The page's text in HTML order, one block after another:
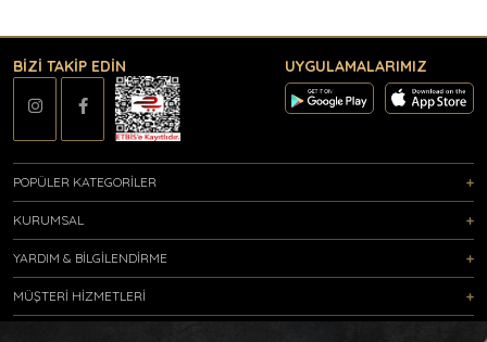
BİZİ TAKİP EDİN UYGULAMALARIMIZ
POPÜLER KATEGORİLER
KURUMSAL
YARDIM & BİLGİLENDİRME
MÜŞTERİ HİZMETLERİ